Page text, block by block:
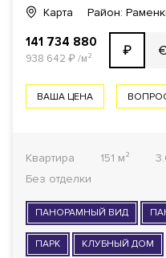
Карта
Район:
141 734 880
938 642 ₽/м² ₽ €
ВАША ЦЕНА
Квартира 151 м²
Без отделки
ПАНОРАМНЫЙ ВИД
ПАРК КЛУБНЫЙ ДОМ